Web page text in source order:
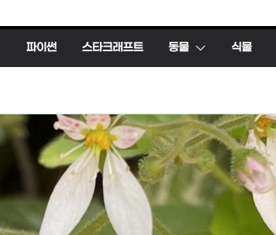
파이썬 스타크래프트 동물 식물
한국의 파충류